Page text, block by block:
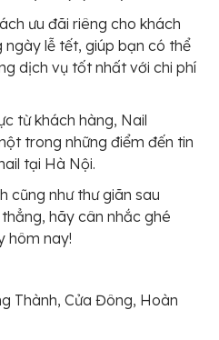
ưu đãi riêng cho khách
lễ tết, giúp bạn có thể
dịch vụ tốt nhất với chi phí
từ khách hàng, Nail
trong những điểm đến tin
tại Hà Nội.
cũng như thư giãn sau
hãy cân nhắc ghé
hôm nay!
Thành, Cửa Đông, Hoàn